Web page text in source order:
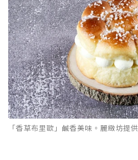
「香草布里歐」鹹香美味。麗緻坊提供